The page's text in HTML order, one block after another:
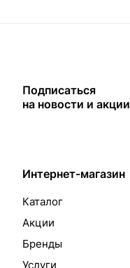
Подписаться
на новости и акции
Интернет-магазин
Каталог
Акции
Бренды
Услуги